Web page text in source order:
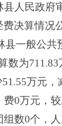
县人民政府
费决算情况
县一般公共
数为711.83
51.55万元，
费0万元，
组数0个，